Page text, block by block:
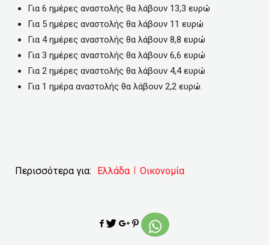
Για 6 ημέρες αναστολής θα λάβουν 13,3 ευρώ
Για 5 ημέρες αναστολής θα λάβουν 11 ευρώ
Για 4 ημέρες αναστολής θα λάβουν 8,8 ευρώ
Για 3 ημέρες αναστολής θα λάβουν 6,6 ευρώ
Για 2 ημέρες αναστολής θα λάβουν 4,4 ευρώ
Για 1 ημέρα αναστολής θα λάβουν 2,2 ευρώ.
Περισσότερα για: Ελλάδα Οικονομία